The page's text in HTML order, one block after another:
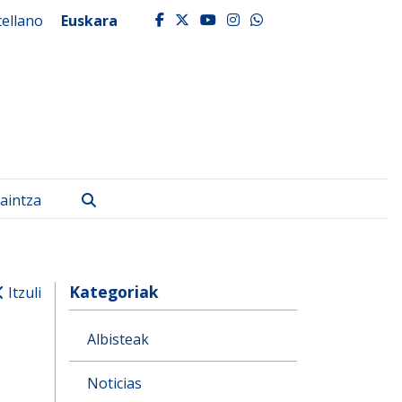
Euskara facebook
twitter
youtube
instagram
whatsapp
Itzuli Kategoriak
Albisteak
Noticias